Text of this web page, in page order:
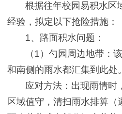
根据往年校园易积水区
经验，拟定以下抢险措施：
1、路面积水问题：
（1）勺园周边地带：
和南侧的雨水都汇集到此处。
应对方法：出现雨情时
区域值守，清扫雨水排箅